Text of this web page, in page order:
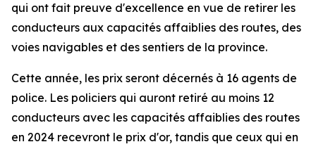
qui ont fait preuve d'excellence en vue de retirer les
conducteurs aux capacités affaiblies des routes, des
voies navigables et des sentiers de la province.
Cette année, les prix seront décernés à 16 agents de
police. Les policiers qui auront retiré au moins 12
conducteurs avec les capacités affaiblies des routes
en 2024 recevront le prix d'or, tandis que ceux qui en